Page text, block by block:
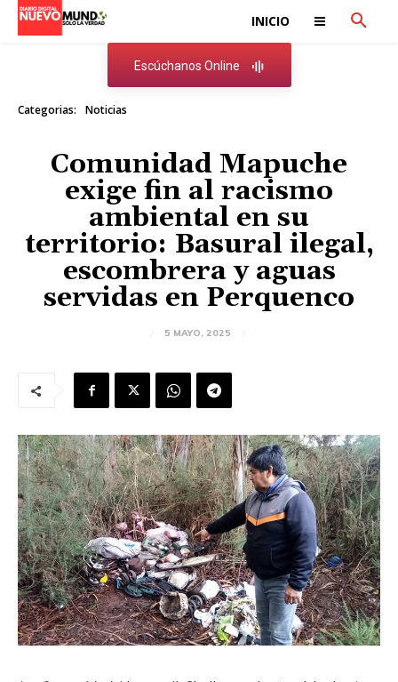
INICIO
Escúchanos Online
Categorias: Noticias
Comunidad Mapuche
exige fin al racismo
ambiental en su
territorio: Basural ilegal,
escombrera y aguas
servidas en Perquenco
5 MAYO, 2025